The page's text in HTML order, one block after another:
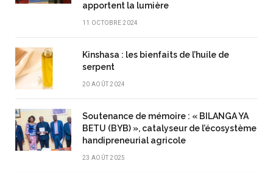
apportent la lumière
11 OCTOBRE 2024
Kinshasa : les bienfaits de l’huile de
serpent
20 AOÛT 2024
Soutenance de mémoire : « BILANGA YA
BETU (BYB) », catalyseur de l’écosystème
handipreneurial agricole
23 AOÛT 2025